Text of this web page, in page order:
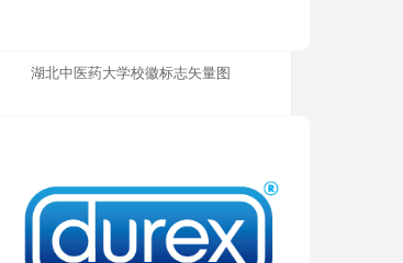
湖北中医药大学校徽标志矢量图